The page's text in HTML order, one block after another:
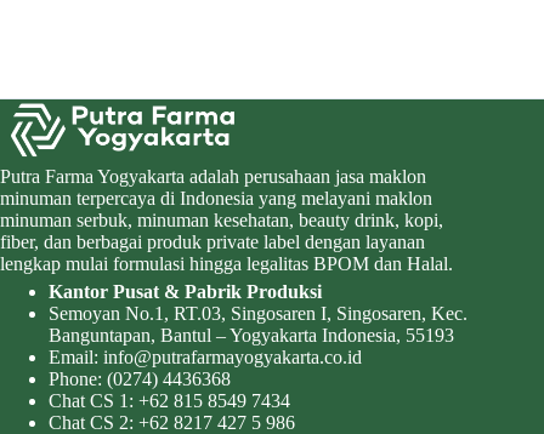
Putra Farma Yogyakarta adalah perusahaan jasa maklon
minuman terpercaya di Indonesia yang melayani maklon
minuman serbuk, minuman kesehatan, beauty drink, kopi,
fiber, dan berbagai produk private label dengan layanan
lengkap mulai formulasi hingga legalitas BPOM dan Halal.
Kantor Pusat & Pabrik Produksi
Semoyan No.1, RT.03, Singosaren I, Singosaren, Kec.
Banguntapan, Bantul – Yogyakarta Indonesia, 55193
Email: info@putrafarmayogyakarta.co.id
Phone: (0274) 4436368
Chat CS 1: +62 815 8549 7434
Chat CS 2: +62 8217 427 5 986